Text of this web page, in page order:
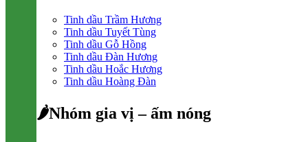
Tinh dầu Trầm Hương
Tinh dầu Tuyết Tùng
Tinh dầu Gỗ Hồng
Tinh dầu Đàn Hương
Tinh dầu Hoắc Hương
Tinh dầu Hoàng Đàn
🌶Nhóm gia vị – ấm nóng